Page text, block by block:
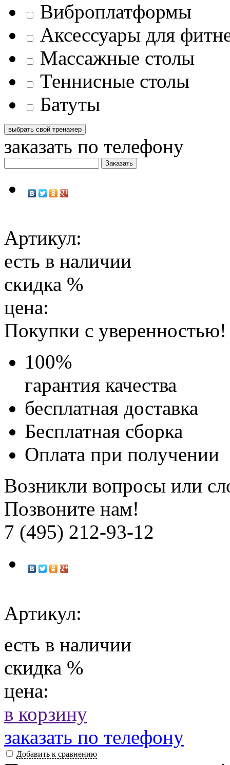
Виброплатформы
Аксессуары для
Массажные столы
Теннисные столы
Батуты
заказать по телефону
Артикул:
есть в наличии
скидка %
цена:
Покупки с уверенностью!
100%
гарантия качества
бесплатная доставка
Бесплатная сборка
Оплата при получении
Возникли вопросы или
Позвоните нам!
7 (495) 212-93-12
Артикул:
есть в наличии
скидка %
цена:
в корзину
заказать по телефону
Добавить к сравнению